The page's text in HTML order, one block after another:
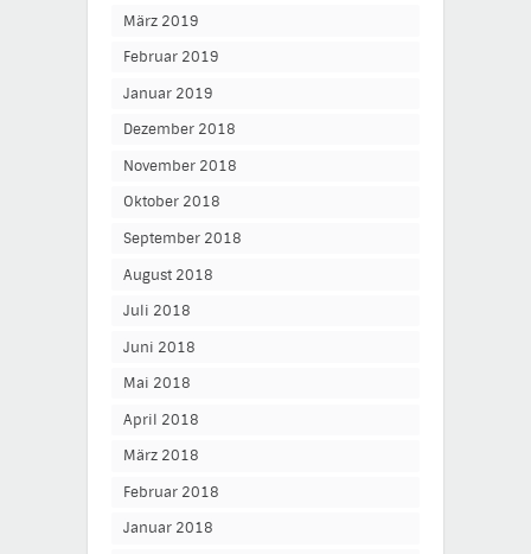
März 2019
Februar 2019
Januar 2019
Dezember 2018
November 2018
Oktober 2018
September 2018
August 2018
Juli 2018
Juni 2018
Mai 2018
April 2018
März 2018
Februar 2018
Januar 2018